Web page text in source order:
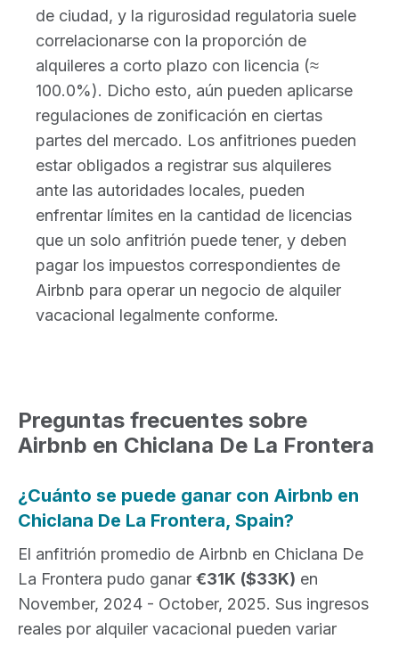
de ciudad, y la rigurosidad regulatoria suele
correlacionarse con la proporción de
alquileres a corto plazo con licencia (≈
100.0%). Dicho esto, aún pueden aplicarse
regulaciones de zonificación en ciertas
partes del mercado. Los anfitriones pueden
estar obligados a registrar sus alquileres
ante las autoridades locales, pueden
enfrentar límites en la cantidad de licencias
que un solo anfitrión puede tener, y deben
pagar los impuestos correspondientes de
Airbnb para operar un negocio de alquiler
vacacional legalmente conforme.
Preguntas frecuentes sobre
Airbnb en Chiclana De La Frontera
¿Cuánto se puede ganar con Airbnb en
Chiclana De La Frontera, Spain?
El anfitrión promedio de Airbnb en Chiclana De
La Frontera pudo ganar €31K ($33K) en
November, 2024 - October, 2025. Sus ingresos
reales por alquiler vacacional pueden variar